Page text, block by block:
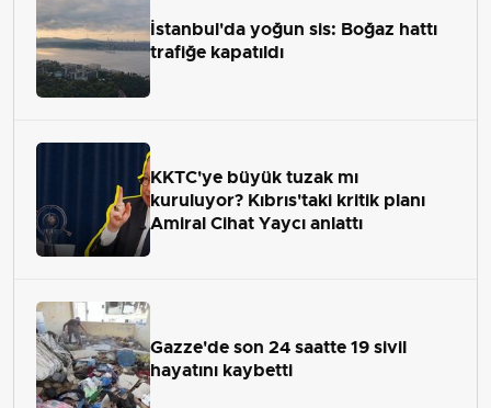
İstanbul'da yoğun sis: Boğaz hattı
trafiğe kapatıldı
KKTC'ye büyük tuzak mı
kuruluyor? Kıbrıs'taki kritik planı
Amiral Cihat Yaycı anlattı
Gazze'de son 24 saatte 19 sivil
hayatını kaybetti